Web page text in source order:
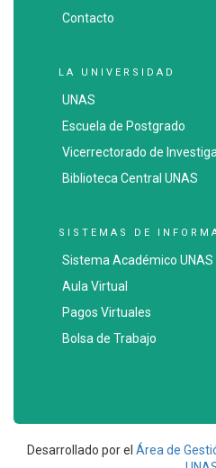
Contacto
LA UNIVERSIDAD
UNAS
Escuela de Postgrado
Vicerrectorado de
Biblioteca Central UNAS
SISTEMAS DE
Sistema Académico UNAS
Aula Virtual
Pagos Virtuales
Bolsa de Trabajo
Desarrollado por el Área de